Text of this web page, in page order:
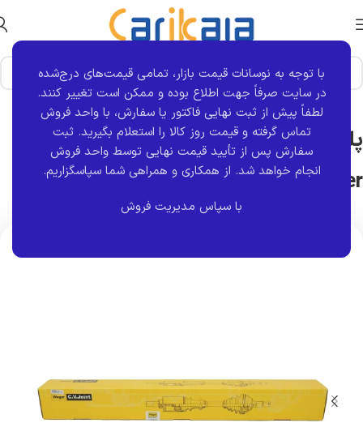
با توجه به نوسانات قیمت بازار، تمامی قیمت‌های درج‌شده
در سایت صرفاً جهت اطلاع بوده و ممکن است تغییر کنند.
لطفاً پیش از ثبت نهایی فاکتور یا سفارش، با واحد فروش
تماس گرفته و قیمت روز کالا را استعلام بگیرید. ثبت
سفارش پس از تأیید قیمت نهایی توسط واحد فروش
انجام خواهد شد. از همکاری و همراهی شما سپاسگزاریم.
با سپاس مدیریت فروش
خانه برند قطعه ماناپارت وگر
پلوس کامل EF7 بلند سمت راست وگر
weger